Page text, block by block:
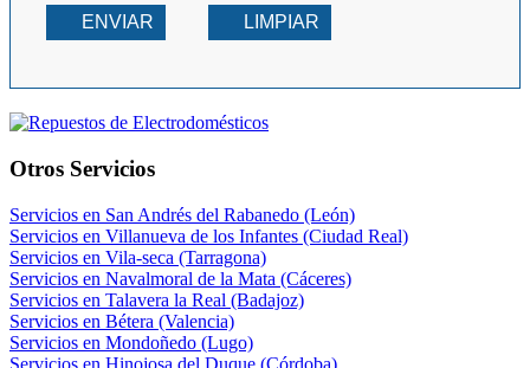
ENVIAR LIMPIAR
Otros Servicios
Servicios en San Andrés del Rabanedo (León)
Servicios en Villanueva de los Infantes (Ciudad Real)
Servicios en Vila-seca (Tarragona)
Servicios en Navalmoral de la Mata (Cáceres)
Servicios en Talavera la Real (Badajoz)
Servicios en Bétera (Valencia)
Servicios en Mondoñedo (Lugo)
Servicios en Hinojosa del Duque (Córdoba)